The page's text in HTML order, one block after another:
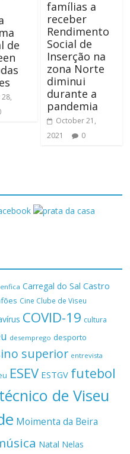
de
famílias a
receber
Rendimento
Social de
Inserção na
zona Norte
diminui
durante a
pandemia
October 21,
2021
0
Carregal do Sal Castro
Cine Clube de Viseu
COVID-19 cultura
desemprego desporto
superior entrevista
ESEV ESTGV futebol
de Viseu
Moimenta da Beira
Natal Nelas